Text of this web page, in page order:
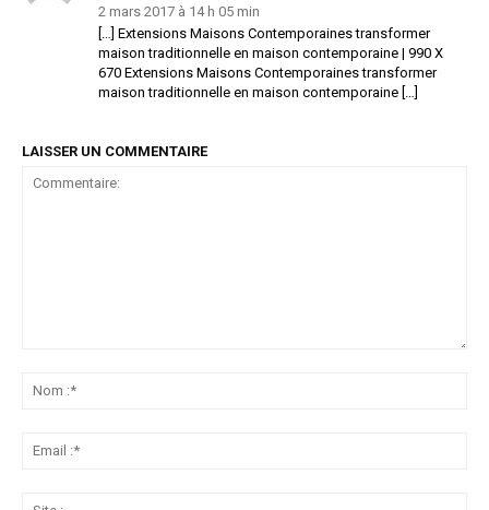
2 mars 2017 à 14 h 05 min
[…] Extensions Maisons Contemporaines transformer
maison traditionnelle en maison contemporaine | 990 X
670 Extensions Maisons Contemporaines transformer
maison traditionnelle en maison contemporaine […]
LAISSER UN COMMENTAIRE